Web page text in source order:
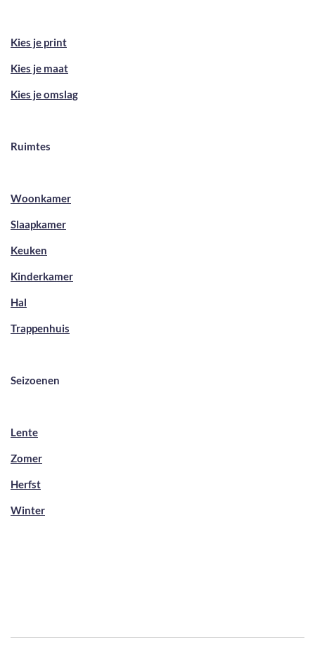
Kies je print
Kies je maat
Kies je omslag
Ruimtes
Woonkamer
Slaapkamer
Keuken
Kinderkamer
Hal
Trappenhuis
Seizoenen
Lente
Zomer
Herfst
Winter